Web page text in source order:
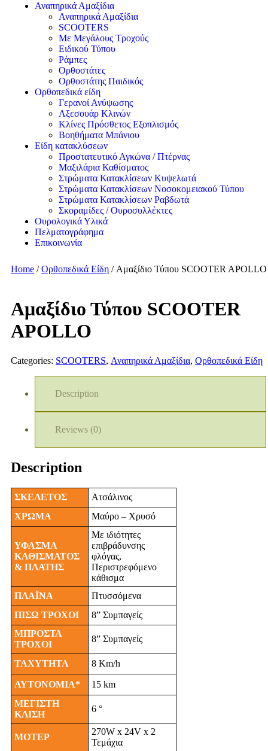
Αναπηρικά Αμαξίδια
Αναπηρικά Αμαξίδια
SCOOTERS
Με Μεγάλους Τροχούς
Ειδικού Τύπου
Ράμπες
Ορθοστάτες
Ορθοστάτης Παιδικός
Ορθοπεδικά είδη
Γερανοί Ανύψωσης
Αξεσουάρ Κλινών
Κλίνες Πρόσθετος Εξοπλισμός
Βοηθήματα Μπάνιου
Είδη κατακλύσεων
Προστατευτικό Αγκώνα / Πτέρνας
Μαξιλάρια Καθίσματος
Στρώματα Κατακλίσεων Κυψελωτά
Στρώματα Κατακλίσεων Νοσοκομειακού Τύπου
Στρώματα Κατακλίσεων Ραβδωτά
Σκοραμίδες / Ουροσυλλέκτες
Ουρολογικά Υλικά
Πελματογράφημα
Επικοινωνία
Home /Ορθοπεδικά Είδη / Αμαξίδιο Τύπου SCOOTER APOLLO
Αμαξίδιο Τύπου SCOOTER
APOLLO
Categories: SCOOTERS, Αναπηρικά Αμαξίδια, Ορθοπεδικά Είδη
Description
Reviews (0)
Description
ΣΚΕΛΕΤΟΣ
Ατσάλινος
ΧΡΩΜΑ
Μαύρο – Χρυσό
ΥΦΑΣΜΑ
ΚΑΘΙΣΜΑΤΟΣ
& ΠΛΑΤΗΣ
Με ιδιότητες
επιβράδυνσης
φλόγας,
Περιστρεφόμενο
κάθισμα
ΠΛΑΪΝΑ
Πτυσσόμενα
ΠΙΣΩ ΤΡΟΧΟΙ
8” Συμπαγείς
ΜΠΡΟΣΤΑ
ΤΡΟΧΟΙ
8” Συμπαγείς
TAXYTHTA 8 Km/h
ΑΥΤΟΝΟΜΙΑ*
15 km
ΜΕΓΙΣΤΗ
ΚΛΙΣΗ
6 °
ΜΟΤΕΡ
270W x 24V x 2
Τεμάχια